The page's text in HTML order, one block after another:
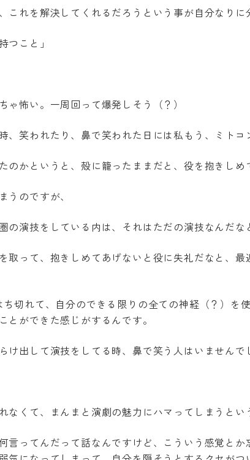
これを解決してくれるだろうという事が自分なりに
つこと」
ゃ怖い。一周回って爆発しそう（？）
、笑われたり、鼻で笑われた日には私もう、ミトコ
のかというと、殻に籠ったままだと、役を抱きしめ
うのですが、
の演技をしている内は、それはただの演技なんだな
取って、抱きしめてあげないと役に失礼だなと、
ち切れて、自分のできる限りの全ての神経（？）
とができた感じがするんです。
け出して演技をしてる時、鼻で笑う人はいませんで
なくて、まんまと演劇の魅力にハマってしまうとい
言ってんだって話なんですけど、こういう感覚と